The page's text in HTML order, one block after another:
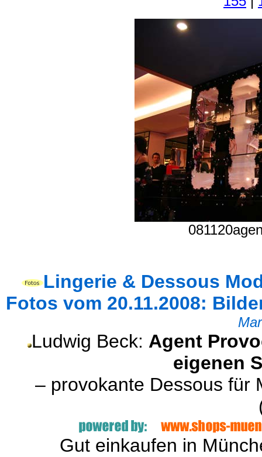
Lingerie & Dessous
Fotos vom 20.11.2008:
Ludwig Beck: Agent
eigenen
– provokante Dessous für
Gut einkaufen in